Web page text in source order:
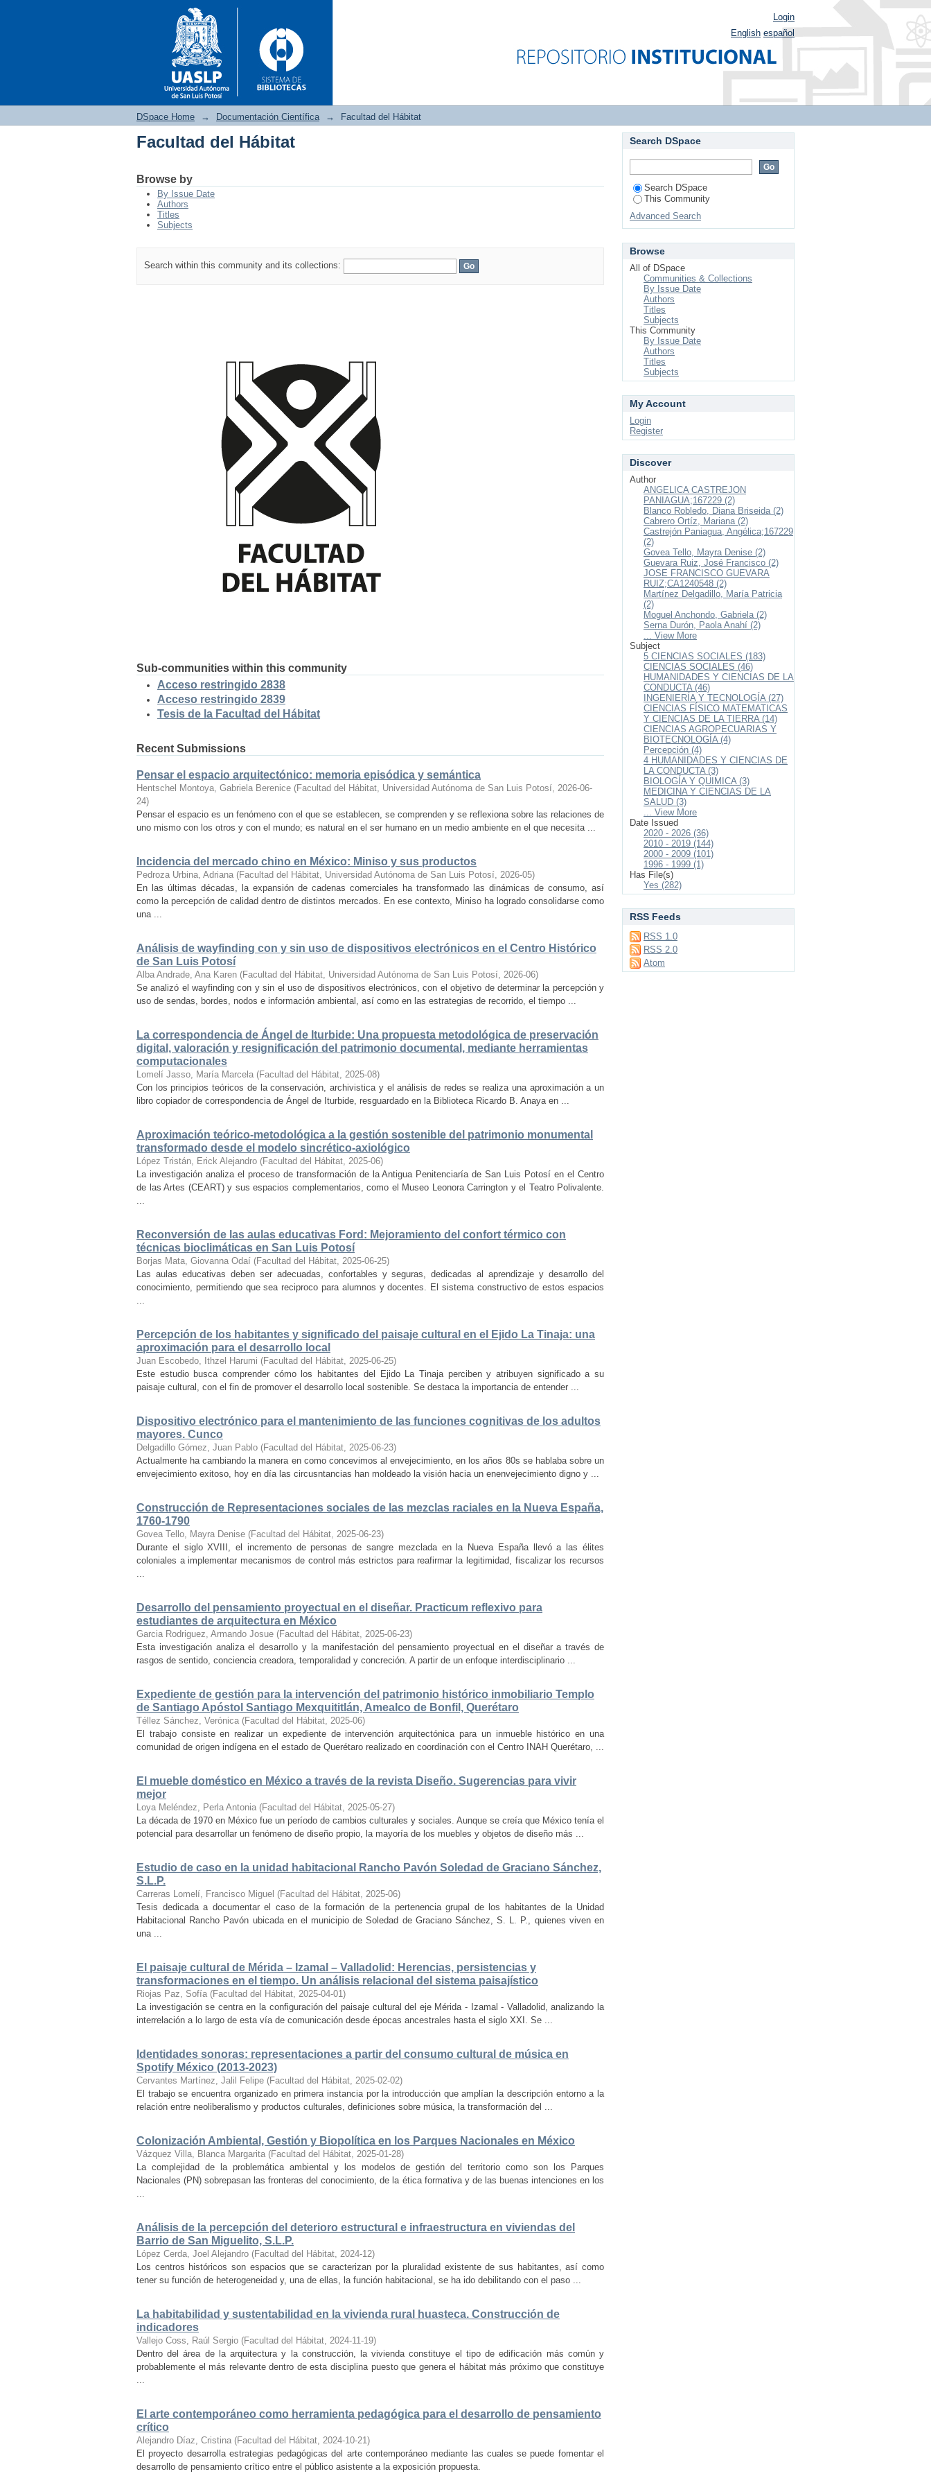
Login
English español
DSpace Home → Documentación Científica → Facultad del Hábitat
Facultad del Hábitat
Browse by
By Issue Date
Authors
Titles
Subjects
Search within this community and its collections:
Sub-communities within this community
Acceso restringido 2838
Acceso restringido 2839
Tesis de la Facultad del Hábitat
Recent Submissions
Pensar el espacio arquitectónico: memoria episódica y semántica
Hentschel Montoya, Gabriela Berenice (Facultad del Hábitat, Universidad Autónoma de San Luis Potosí, 2026-06-
24)
Pensar el espacio es un fenómeno con el que se establecen, se comprenden y se reflexiona sobre las relaciones de
uno mismo con los otros y con el mundo; es natural en el ser humano en un medio ambiente en el que necesita ...
Incidencia del mercado chino en México: Miniso y sus productos
Pedroza Urbina, Adriana (Facultad del Hábitat, Universidad Autónoma de San Luis Potosí, 2026-05)
En las últimas décadas, la expansión de cadenas comerciales ha transformado las dinámicas de consumo, así
como la percepción de calidad dentro de distintos mercados. En ese contexto, Miniso ha logrado consolidarse como
una ...
Análisis de wayfinding con y sin uso de dispositivos electrónicos en el Centro Histórico
de San Luis Potosí
Alba Andrade, Ana Karen (Facultad del Hábitat, Universidad Autónoma de San Luis Potosí, 2026-06)
Se analizó el wayfinding con y sin el uso de dispositivos electrónicos, con el objetivo de determinar la percepción y
uso de sendas, bordes, nodos e información ambiental, así como en las estrategias de recorrido, el tiempo ...
La correspondencia de Ángel de Iturbide: Una propuesta metodológica de preservación
digital, valoración y resignificación del patrimonio documental, mediante herramientas
computacionales
Lomelí Jasso, María Marcela (Facultad del Hábitat, 2025-08)
Con los principios teóricos de la conservación, archivistica y el análisis de redes se realiza una aproximación a un
libro copiador de correspondencia de Ángel de Iturbide, resguardado en la Biblioteca Ricardo B. Anaya en ...
Aproximación teórico-metodológica a la gestión sostenible del patrimonio monumental
transformado desde el modelo sincrético-axiológico
López Tristán, Erick Alejandro (Facultad del Hábitat, 2025-06)
La investigación analiza el proceso de transformación de la Antigua Penitenciaría de San Luis Potosí en el Centro
de las Artes (CEART) y sus espacios complementarios, como el Museo Leonora Carrington y el Teatro Polivalente.
...
Reconversión de las aulas educativas Ford: Mejoramiento del confort térmico con
técnicas bioclimáticas en San Luis Potosí
Borjas Mata, Giovanna Odaí (Facultad del Hábitat, 2025-06-25)
Las aulas educativas deben ser adecuadas, confortables y seguras, dedicadas al aprendizaje y desarrollo del
conocimiento, permitiendo que sea reciproco para alumnos y docentes. El sistema constructivo de estos espacios
...
Percepción de los habitantes y significado del paisaje cultural en el Ejido La Tinaja: una
aproximación para el desarrollo local
Juan Escobedo, Ithzel Harumi (Facultad del Hábitat, 2025-06-25)
Este estudio busca comprender cómo los habitantes del Ejido La Tinaja perciben y atribuyen significado a su
paisaje cultural, con el fin de promover el desarrollo local sostenible. Se destaca la importancia de entender ...
Dispositivo electrónico para el mantenimiento de las funciones cognitivas de los adultos
mayores. Cunco
Delgadillo Gómez, Juan Pablo (Facultad del Hábitat, 2025-06-23)
Actualmente ha cambiando la manera en como concevimos al envejecimiento, en los años 80s se hablaba sobre un
envejecimiento exitoso, hoy en día las circusntancias han moldeado la visión hacia un enenvejecimiento digno y ...
Construcción de Representaciones sociales de las mezclas raciales en la Nueva España,
1760-1790
Govea Tello, Mayra Denise (Facultad del Hábitat, 2025-06-23)
Durante el siglo XVIII, el incremento de personas de sangre mezclada en la Nueva España llevó a las élites
coloniales a implementar mecanismos de control más estrictos para reafirmar la legitimidad, fiscalizar los recursos
...
Desarrollo del pensamiento proyectual en el diseñar. Practicum reflexivo para
estudiantes de arquitectura en México
Garcia Rodriguez, Armando Josue (Facultad del Hábitat, 2025-06-23)
Esta investigación analiza el desarrollo y la manifestación del pensamiento proyectual en el diseñar a través de
rasgos de sentido, conciencia creadora, temporalidad y concreción. A partir de un enfoque interdisciplinario ...
Expediente de gestión para la intervención del patrimonio histórico inmobiliario Templo
de Santiago Apóstol Santiago Mexquititlán, Amealco de Bonfil, Querétaro
Téllez Sánchez, Verónica (Facultad del Hábitat, 2025-06)
El trabajo consiste en realizar un expediente de intervención arquitectónica para un inmueble histórico en una
comunidad de origen indígena en el estado de Querétaro realizado en coordinación con el Centro INAH Querétaro, ...
El mueble doméstico en México a través de la revista Diseño. Sugerencias para vivir
mejor
Loya Meléndez, Perla Antonia (Facultad del Hábitat, 2025-05-27)
La década de 1970 en México fue un período de cambios culturales y sociales. Aunque se creía que México tenía el
potencial para desarrollar un fenómeno de diseño propio, la mayoría de los muebles y objetos de diseño más ...
Estudio de caso en la unidad habitacional Rancho Pavón Soledad de Graciano Sánchez,
S.L.P.
Carreras Lomelí, Francisco Miguel (Facultad del Hábitat, 2025-06)
Tesis dedicada a documentar el caso de la formación de la pertenencia grupal de los habitantes de la Unidad
Habitacional Rancho Pavón ubicada en el municipio de Soledad de Graciano Sánchez, S. L. P., quienes viven en
una ...
El paisaje cultural de Mérida – Izamal – Valladolid: Herencias, persistencias y
transformaciones en el tiempo. Un análisis relacional del sistema paisajístico
Riojas Paz, Sofía (Facultad del Hábitat, 2025-04-01)
La investigación se centra en la configuración del paisaje cultural del eje Mérida - Izamal - Valladolid, analizando la
interrelación a lo largo de esta vía de comunicación desde épocas ancestrales hasta el siglo XXI. Se ...
Identidades sonoras: representaciones a partir del consumo cultural de música en
Spotify México (2013-2023)
Cervantes Martínez, Jalil Felipe (Facultad del Hábitat, 2025-02-02)
El trabajo se encuentra organizado en primera instancia por la introducción que amplían la descripción entorno a la
relación entre neoliberalismo y productos culturales, definiciones sobre música, la transformación del ...
Colonización Ambiental, Gestión y Biopolítica en los Parques Nacionales en México
Vázquez Villa, Blanca Margarita (Facultad del Hábitat, 2025-01-28)
La complejidad de la problemática ambiental y los modelos de gestión del territorio como son los Parques
Nacionales (PN) sobrepasan las fronteras del conocimiento, de la ética formativa y de las buenas intenciones en los
...
Análisis de la percepción del deterioro estructural e infraestructura en viviendas del
Barrio de San Miguelito, S.L.P.
López Cerda, Joel Alejandro (Facultad del Hábitat, 2024-12)
Los centros históricos son espacios que se caracterizan por la pluralidad existente de sus habitantes, así como
tener su función de heterogeneidad y, una de ellas, la función habitacional, se ha ido debilitando con el paso ...
La habitabilidad y sustentabilidad en la vivienda rural huasteca. Construcción de
indicadores
Vallejo Coss, Raúl Sergio (Facultad del Hábitat, 2024-11-19)
Dentro del área de la arquitectura y la construcción, la vivienda constituye el tipo de edificación más común y
probablemente el más relevante dentro de esta disciplina puesto que genera el hábitat más próximo que constituye
...
El arte contemporáneo como herramienta pedagógica para el desarrollo de pensamiento
crítico
Alejandro Díaz, Cristina (Facultad del Hábitat, 2024-10-21)
El proyecto desarrolla estrategias pedagógicas del arte contemporáneo mediante las cuales se puede fomentar el
desarrollo de pensamiento crítico entre el público asistente a la exposición propuesta.
Search DSpace
Search DSpace
This Community
Advanced Search
Browse
All of DSpace
Communities & Collections
By Issue Date
Authors
Titles
Subjects
This Community
By Issue Date
Authors
Titles
Subjects
My Account
Login
Register
Discover
Author
ANGELICA CASTREJON
PANIAGUA;167229 (2)
Blanco Robledo, Diana Briseida (2)
Cabrero Ortíz, Mariana (2)
Castrejón Paniagua, Angélica;167229
(2)
Govea Tello, Mayra Denise (2)
Guevara Ruiz, José Francisco (2)
JOSE FRANCISCO GUEVARA
RUIZ;CA1240548 (2)
Martínez Delgadillo, María Patricia
(2)
Moguel Anchondo, Gabriela (2)
Serna Durón, Paola Anahí (2)
... View More
Subject
5 CIENCIAS SOCIALES (183)
CIENCIAS SOCIALES (46)
HUMANIDADES Y CIENCIAS DE LA
CONDUCTA (46)
INGENIERÍA Y TECNOLOGÍA (27)
CIENCIAS FÍSICO MATEMATICAS
Y CIENCIAS DE LA TIERRA (14)
CIENCIAS AGROPECUARIAS Y
BIOTECNOLOGÍA (4)
Percepción (4)
4 HUMANIDADES Y CIENCIAS DE
LA CONDUCTA (3)
BIOLOGÍA Y QUIMICA (3)
MEDICINA Y CIENCIAS DE LA
SALUD (3)
... View More
Date Issued
2020 - 2026 (36)
2010 - 2019 (144)
2000 - 2009 (101)
1996 - 1999 (1)
Has File(s)
Yes (282)
RSS Feeds
RSS 1.0
RSS 2.0
Atom